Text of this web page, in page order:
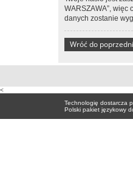
WARSZAWA”,
danych zostanie
Wróć do
<
Technologię dostarcza
Polski pakiet językowy